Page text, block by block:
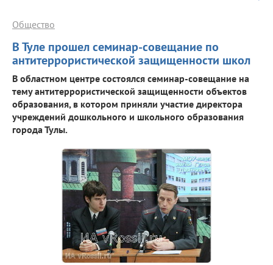
В Туле прошел семинар-совещание по
антитеррористической защищенности школ
Общество
В областном центре состоялся семинар-совещание на
тему антитеррористической защищенности объектов
образования, в котором приняли участие директора
учреждений дошкольного и школьного образования
города Тулы.